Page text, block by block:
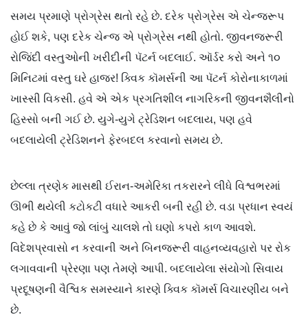
સમય પ્રમાણે પ્રોગ્રેસ થતો રહે છે. દરેક પ્રોગ્રેસ એ ચેન્જરૂપ
હોઈ શકે, પણ દરેક ચેન્જ એ પ્રોગ્રેસ નથી હોતો. જીવનજરૂરી
રોજિંદી વસ્તુઓની ખરીદીની પૅટર્ન બદલાઈ. ઑર્ડર કરો અને ૧૦
મિનિટમાં વસ્તુ ઘરે હાજર! ક્વિક કૉમર્સની આ પૅટર્ન કોરોનાકાળમાં
ખાસ્સી વિકસી. હવે એ એક પ્રગતિશીલ નાગરિકની જીવનશૈલીનો
હિસ્સો બની ગઈ છે. યુગે-યુગે ટ્રેડિશન બદલાય, પણ હવે
બદલાયેલી ટ્રેડિશનને ફેરબદલ કરવાનો સમય છે.
છેલ્લા ત્રણેક માસથી ઈરાન-અમેરિકા તકરારને લીધે વિશ્વભરમાં
ઊભી થયેલી કટોકટી વધારે આકરી બની રહી છે. વડા પ્રધાન સ્વયં
કહે છે કે આવું જો લાંબું ચાલશે તો ઘણો કપરો કાળ આવશે.
વિદેશપ્રવાસો ન કરવાની અને બિનજરૂરી વાહનવ્યવહારો પર રોક
લગાવવાની પ્રેરણા પણ તેમણે આપી. બદલાયેલા સંયોગો સિવાય
પ્રદૂષણની વૈશ્વિક સમસ્યાને કારણે ક્વિક કૉમર્સ વિચારણીય બને
છે.